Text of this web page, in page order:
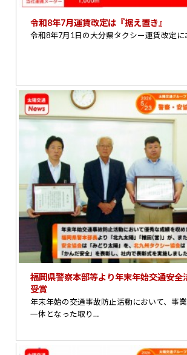
令和8年7月運賃改定は『据え置き』
令和8年7月1日の大分県タクシー運賃改定に
福岡県警察本部等より年末年始交通安全
受賞
年末年始の交通事故防止活動において、事
一体となった取り…